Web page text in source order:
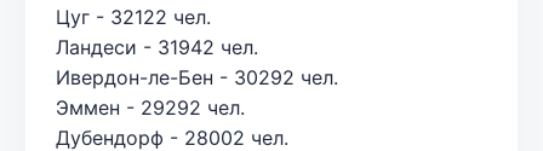
Цуг - 32122 чел.
Ландеси - 31942 чел.
Ивердон-ле-Бен - 30292 чел.
Эммен - 29292 чел.
Дубендорф - 28002 чел.